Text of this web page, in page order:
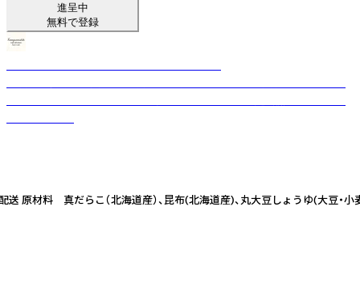
進呈中
無料で登録
真だらこ（北海道産）、昆布(北海道産)、丸大豆しょうゆ(大豆